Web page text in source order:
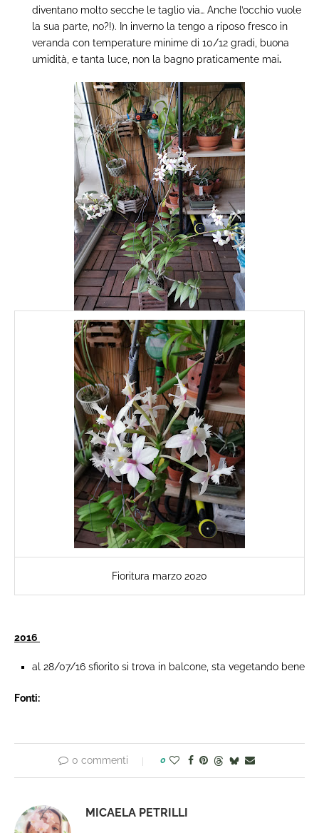
diventano molto secche le taglio via… Anche l’occhio vuole
la sua parte, no?!). In inverno la tengo a riposo fresco in
veranda con temperature minime di 10/12 gradi, buona
umidità, e tanta luce, non la bagno praticamente mai.
Fioritura marzo 2020
2016
al 28/07/16 sfiorito si trova in balcone, sta vegetando bene
Fonti: ​
0 commenti 0
MICAELA PETRILLI